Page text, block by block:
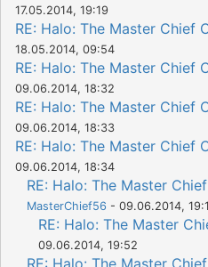
17.05.2014, 19:19
RE: Halo: The Master Chief
18.05.2014, 09:54
RE: Halo: The Master Chief
09.06.2014, 18:32
RE: Halo: The Master Chief
09.06.2014, 18:33
RE: Halo: The Master Chief
09.06.2014, 18:34
RE: Halo: The Master
MasterChief56 - 09.06.2014,
RE: Halo: The Master
09.06.2014, 19:52